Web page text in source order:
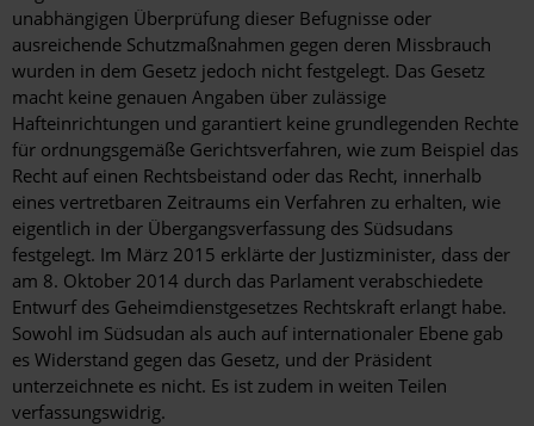
unabhängigen Überprüfung dieser Befugnisse oder
ausreichende Schutzmaßnahmen gegen deren Missbrauch
wurden in dem Gesetz jedoch nicht festgelegt. Das Gesetz
macht keine genauen Angaben über zulässige
Hafteinrichtungen und garantiert keine grundlegenden Rechte
für ordnungsgemäße Gerichtsverfahren, wie zum Beispiel das
Recht auf einen Rechtsbeistand oder das Recht, innerhalb
eines vertretbaren Zeitraums ein Verfahren zu erhalten, wie
eigentlich in der Übergangsverfassung des Südsudans
festgelegt. Im März 2015 erklärte der Justizminister, dass der
am 8. Oktober 2014 durch das Parlament verabschiedete
Entwurf des Geheimdienstgesetzes Rechtskraft erlangt habe.
Sowohl im Südsudan als auch auf internationaler Ebene gab
es Widerstand gegen das Gesetz, und der Präsident
unterzeichnete es nicht. Es ist zudem in weiten Teilen
verfassungswidrig.